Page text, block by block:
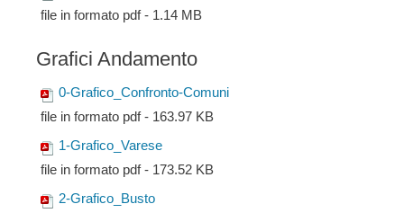
file in formato pdf - 1.14 MB
Grafici Andamento
0-Grafico_Confronto-Comuni
file in formato pdf - 163.97 KB
1-Grafico_Varese
file in formato pdf - 173.52 KB
2-Grafico_Busto